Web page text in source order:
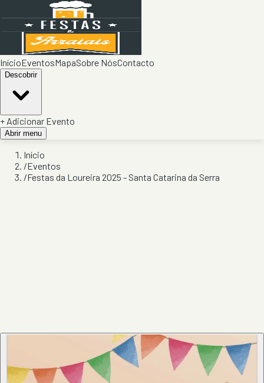
InícioEventosMapaSobre NósContacto
Descobrir
+ Adicionar Evento
Abrir menu
Início
/Eventos
/Festas da Loureira 2025 - Santa Catarina da Serra